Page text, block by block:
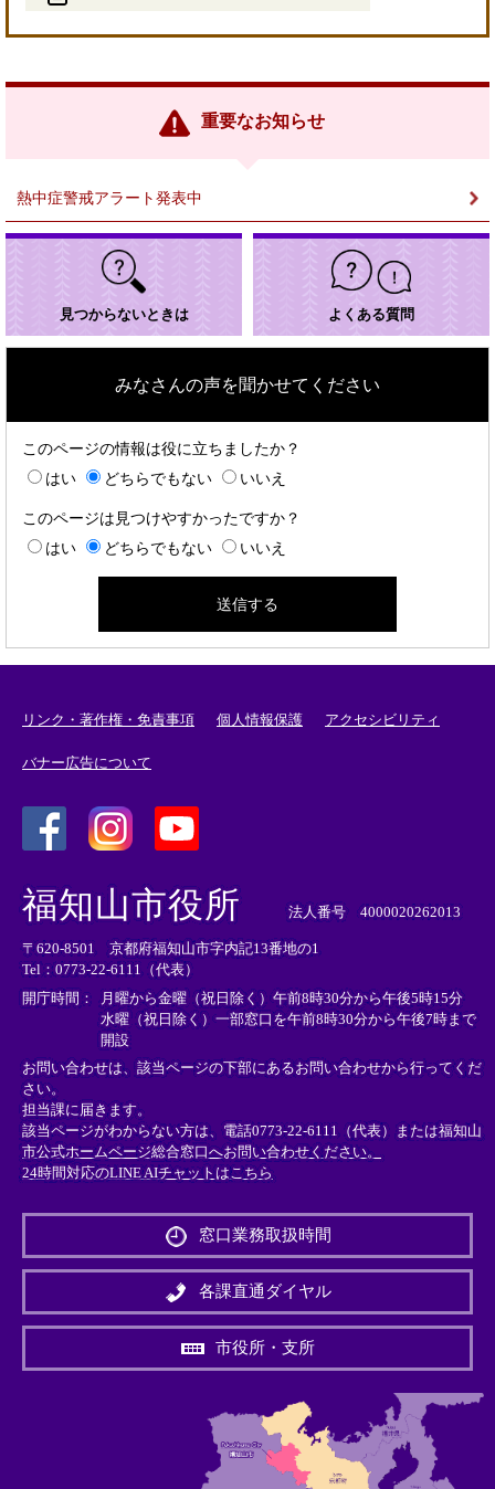
リ
重要なお知らせ
熱中症警戒アラート発表中
見つからないときは よくある質問
みなさんの声を聞かせてください
このページの情報は役に立ちましたか？
はい
どちらでもない いいえ
このページは見つけやすかったですか？
はい
どちらでもない いいえ
リンク・著作権・免責事項 個人情報保護 アクセシビリティ
バナー広告について
外
部
リ
ン
ク
＞
外
リ
ン
ク
＞
外
部
ン
ク
＞
福知山市役所 法人番号 4000020262013
〒620-8501 京都府福知山市字内記13番地の1
Tel：0773-22-6111（代表）
開庁時間：
月曜から金曜（祝日除く）午前8時30分から午後5時15分
水曜（祝日除く）一部窓口を午前8時30分から午後7時まで
開設
お問い合わせは、該当ページの下部にあるお問い合わせから行ってくだ
さい。
担当課に届きます。
該当ページがわからない方は、電話0773-22-6111（代表）または福知山
市公式ホームページ総合窓口へお問い合わせください。
24時間対応のLINE AIチャットはこちら
外
リ
ン
＞
窓口業務取扱時間
各課直通ダイヤル
市役所・支所